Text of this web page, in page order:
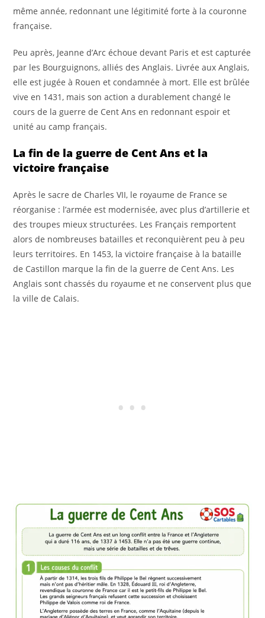
même année, redonnant une légitimité forte à la couronne
française.
Peu après, Jeanne d’Arc échoue devant Paris et est capturée
par les Bourguignons, alliés des Anglais. Livrée aux Anglais,
elle est jugée à Rouen et condamnée à mort. Elle est brûlée
vive en 1431, mais son action a durablement changé le
cours de la guerre de Cent Ans en redonnant espoir et
unité au camp français.
La fin de la guerre de Cent Ans et la
victoire française
Après le sacre de Charles VII, le royaume de France se
réorganise : l’armée est modernisée, avec plus d’artillerie et
des troupes mieux structurées. Les Français remportent
alors de nombreuses batailles et reconquièrent peu à peu
leurs territoires. En 1453, la victoire française à la bataille
de Castillon marque la fin de la guerre de Cent Ans. Les
Anglais sont chassés du royaume et ne conservent plus que
la ville de Calais.